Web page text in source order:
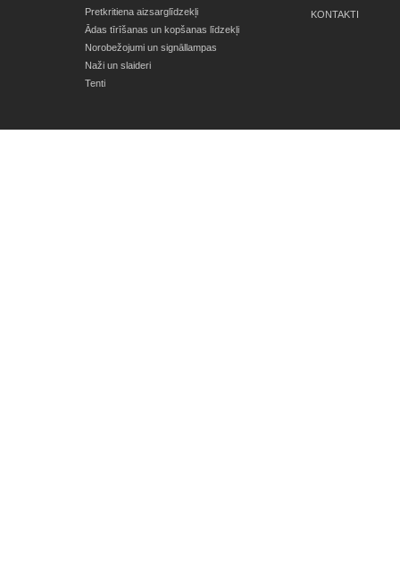
Pretkritiena aizsarglīdzekļi
Ādas tīrīšanas un kopšanas līdzekļi
Norobežojumi un signāllampas
Naži un slaideri
Tenti
KONTAKTI